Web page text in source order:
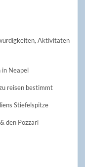
Aktivitäten
in Neapel
reisen bestimmt
Stiefelspitze
den Pozzari